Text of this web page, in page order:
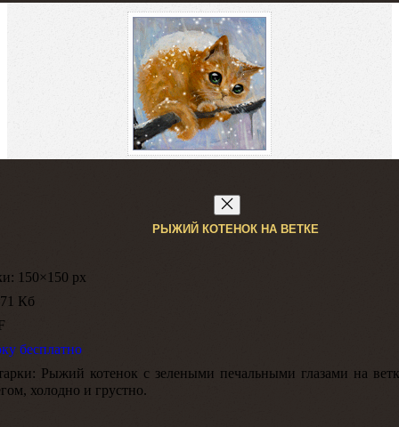
РЫЖИЙ КОТЕНОК НА ВЕТКЕ
150×150 px
Кб
бесплатно
Рыжий котенок с зелеными печальными глазами на
холодно и грустно.